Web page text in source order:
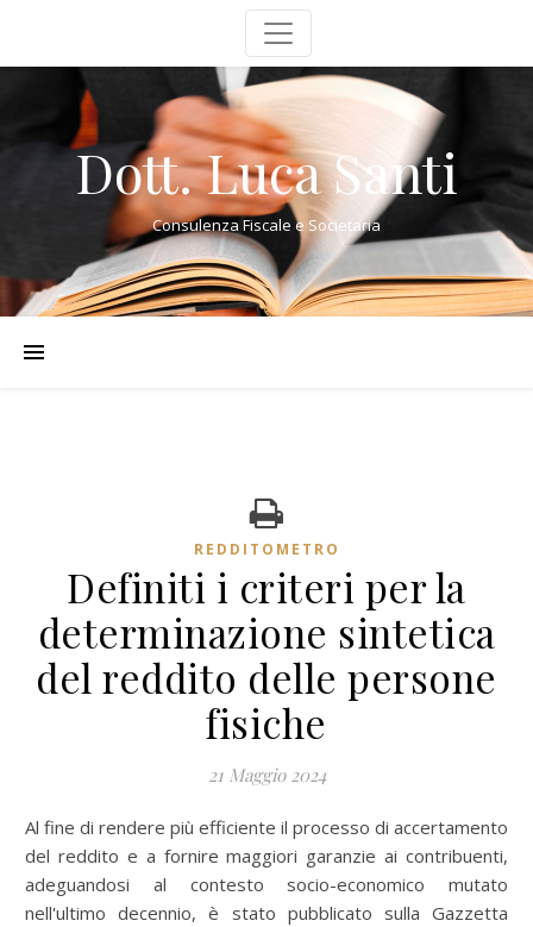
Dott. Luca Santi
Consulenza Fiscale e Societaria
REDDITOMETRO
Definiti i criteri per la
determinazione sintetica
del reddito delle persone
fisiche
21 Maggio 2024
Al fine di rendere più efficiente il processo di accertamento
del reddito e a fornire maggiori garanzie ai contribuenti,
adeguandosi al contesto socio-economico mutato
nell'ultimo decennio, è stato pubblicato sulla Gazzetta